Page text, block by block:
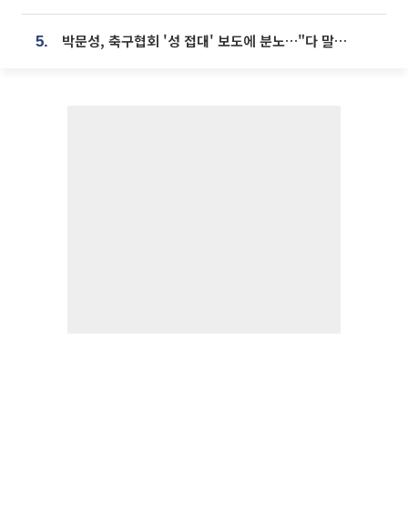
5. 박문성, 축구협회 '성 접대' 보도에 분노…"다 말아먹으려고 작정했나"